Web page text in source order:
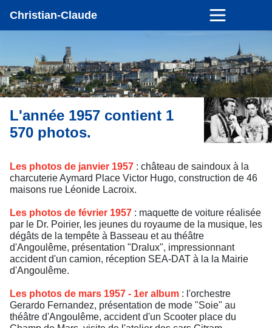
Christian-Claude
L'année 1957 contient 1
570 photos.
Les photos de janvier 1957 : château de saindoux à la
charcuterie Aymard Place Victor Hugo, construction de 46
maisons rue Léonide Lacroix.
Les photos de février 1957 : maquette de voiture réalisée
par le Dr. Poirier, les jeunes du royaume de la musique, les
dégâts de la tempête à Basseau et au théâtre
d'Angoulême, présentation "Dralux", impressionnant
accident d'un camion, réception SEA-DAT à la la Mairie
d'Angoulême.
Les photos de mars 1957 - 1er album : l'orchestre
Gerardo Fernandez, présentation de mode "Soie" au
théâtre d'Angoulême, accident d'un Scooter place du